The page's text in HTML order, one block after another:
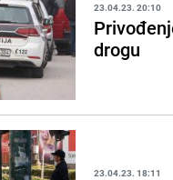
23.04.23. 20:10
drogu
23.04.23. 18:11